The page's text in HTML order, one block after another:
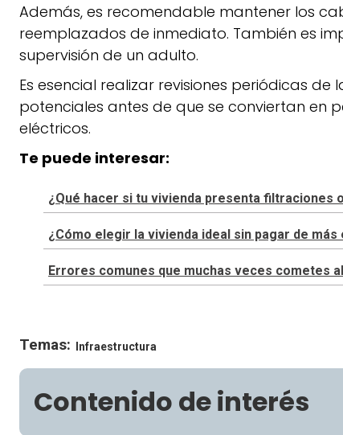
Además, es recomendable mantener los
reemplazados de inmediato. También es
supervisión de un adulto.
Es esencial realizar revisiones periódicas
potenciales antes de que se conviertan en
eléctricos.
Te puede interesar:
¿Qué hacer si tu vivienda presenta filtraciones
¿Cómo elegir la vivienda ideal sin pagar de
Errores comunes que muchas veces cometes
Temas: Infraestructura
Contenido de interés